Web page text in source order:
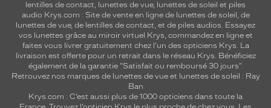
lentilles de contact, lunettes de vue, lunettes de soleil et piles
audio Krys.com : Site de vente en ligne de lunettes de soleil, de
lunettes de vue, de lentilles de contact, et de piles audios. Essayez
vos lunettes grâce au miroir virtuel Krys, commandez en ligne et
faites vous livrer gratuitement chez l'un des opticiens Krys. La
livraison est offerte pour un retrait dans le réseau Krys. Bénéficiez
également de la garantie "Satisfait ou remboursé 30 jours".
Retrouvez nos marques de lunettes de vue et lunettes de soleil : Ray
Ban
Krys.com : C’est aussi plus de 1000 opticiens dans toute la